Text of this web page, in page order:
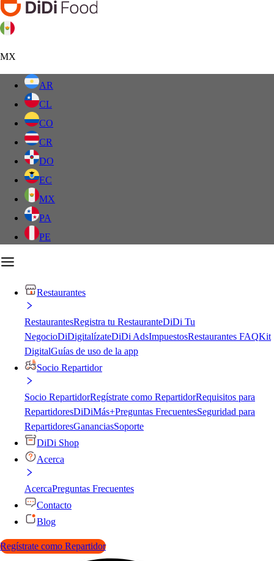
MX
AR
CL
CO
CR
DO
EC
MX
PA
PE
Restaurantes
RestaurantesRegistra tu RestauranteDiDi Tu
NegocioDiDigitalízateDiDi AdsImpuestosRestaurantes FAQKit
DigitalGuías de uso de la app
Socio Repartidor
Socio RepartidorRegístrate como RepartidorRequisitos para
RepartidoresDiDiMás+Preguntas FrecuentesSeguridad para
RepartidoresGananciasSoporte
DiDi Shop
Acerca
AcercaPreguntas Frecuentes
Contacto
Blog
Regístrate como Repartidor